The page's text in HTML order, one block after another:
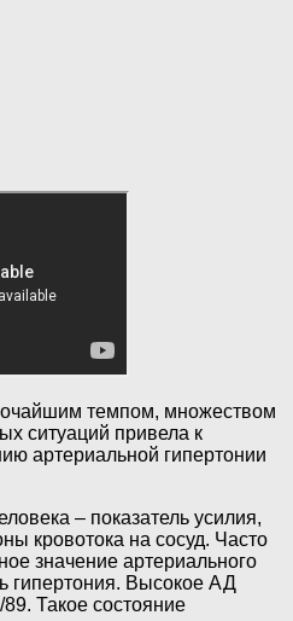
темпом, множеством
ситуаций привела к
артериальной гипертонии
– показатель усилия,
кровотока на сосуд. Часто
значение артериального
гипертония. Высокое АД
Такое состояние